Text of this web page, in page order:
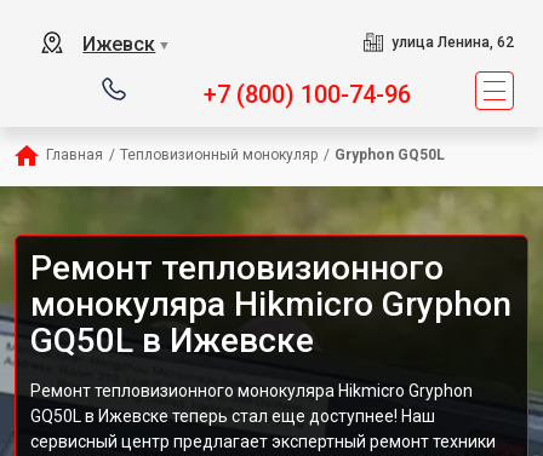
Ижевск ▼ улица Ленина, 62
+7 (800) 100-74-96
Главная / Тепловизионный монокуляр / Gryphon GQ50L
Ремонт тепловизионного
монокуляра Hikmicro Gryphon
GQ50L в Ижевске
Ремонт тепловизионного монокуляра Hikmicro Gryphon
GQ50L в Ижевске теперь стал еще доступнее! Наш
сервисный центр предлагает экспертный ремонт техники